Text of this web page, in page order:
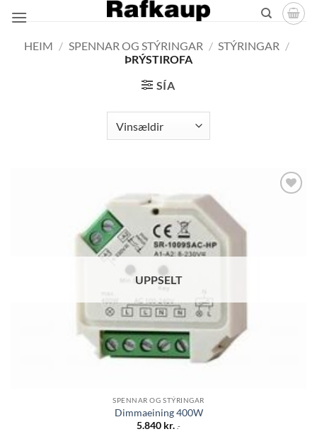
contentHEIM / SPENNAR OG STÝRINGAR / STÝRINGAR /
ÞRÝSTIROFA
SÍA
UPPSELT
SPENNAR OG STÝRINGAR
Dimmaeining 400W
5.840 kr. .-